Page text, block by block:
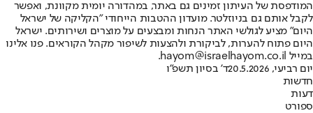
המודפסת של העיתון זמינים גם באתר, במהדורה יומית מקוונת, ואפשר
לקבל אותם גם בניוזלטר. מועדון ההטבות הייחודי "הקליקה של ישראל
היום" מציע לגולשי האתר הנחות ומבצעים על מוצרים ושירותים. ישראל
היום פתוח להערות, לביקורת ולהצעות לשיפור מקהל הקוראים. פנו אלינו
במייל hayom@israelhayom.co.il.
יום רביעי, 20.5.2026
ד' בסיון תשפ"ו
חדשות
דעות
ספורט